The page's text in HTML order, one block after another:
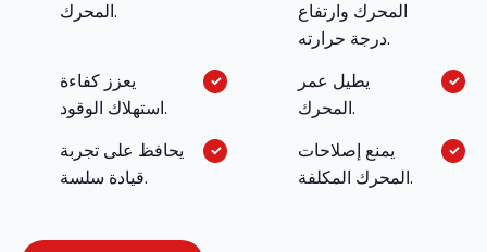
المحرك.
المحرك وارتفاع
درجة حرارته.
يعزز كفاءة
استهلاك الوقود.
يطيل عمر
المحرك.
يحافظ على تجربة
قيادة سلسة.
يمنع إصلاحات
المحرك المكلفة.